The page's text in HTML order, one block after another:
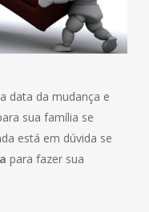
data da mudança e
sua família se
está em dúvida se
para fazer sua